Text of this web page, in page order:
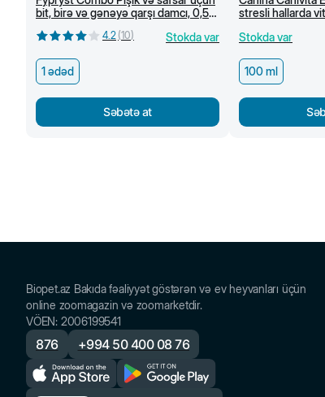
bit, birə və gənəyə qarşı damcı, 0,5
4.2 (10) Stokda var
1 ədəd
Səbətə at
stresli hallarda
Stokda var
100 ml
Biopet.az Bakıda fəaliyyət göstərən və ev heyvanları üçün
online zoomagazin və zoomarketdir.
VÖEN: 2006199541
876 +994 50 400 08 76